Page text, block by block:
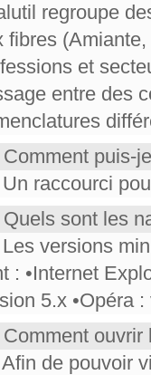
regroupe
fibres
et
entre des
Comment puis-
raccourci
Quels sont les
versions
: •Internet
5.x •Opéra
de pouvoir